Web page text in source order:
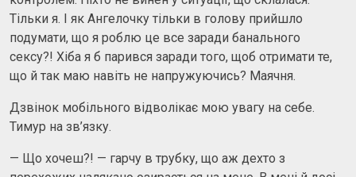
Тільки я. І як Ангелочку тільки в голову прийшло
подумати, що я роблю це все заради банального
сексу?! Хіба я б парився заради того, щоб отримати те,
що й так маю навіть не напружуючись? Маячня.
Дзвінок мобільного відволікає мою увагу на себе.
Тимур на зв’язку.
— Що хочеш?! — гарчу в трубку, що аж дехто з